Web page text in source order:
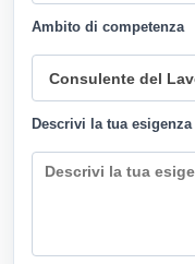
Ambito di competenza
Descrivi la tua esigenza